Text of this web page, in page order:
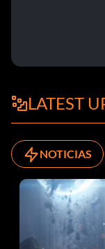
LATEST
NOTICIAS